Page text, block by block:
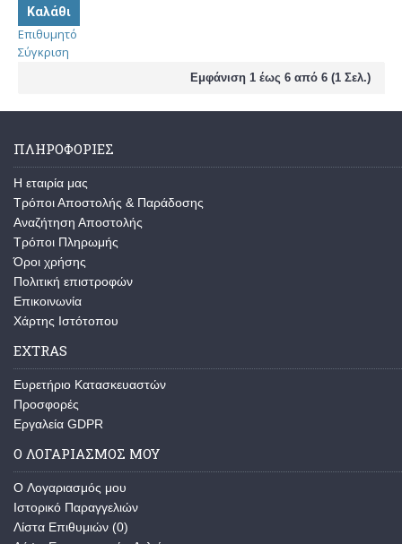
Καλάθι
Επιθυμητό
Σύγκριση
Εμφάνιση 1 έως 6 από 6 (1 Σελ.)
ΠΛΗΡΟΦΟΡΊΕΣ
Η εταιρία μας
Τρόποι Αποστολής & Παράδοσης
Αναζήτηση Αποστολής
Τρόποι Πληρωμής
Όροι χρήσης
Πολιτική επιστροφών
Επικοινωνία
Χάρτης Ιστότοπου
EXTRAS
Ευρετήριο Κατασκευαστών
Προσφορές
Εργαλεία GDPR
Ο ΛΟΓΑΡΙΑΣΜΌΣ ΜΟΥ
O Λογαριασμός μου
Ιστορικό Παραγγελιών
Λίστα Επιθυμιών (0)